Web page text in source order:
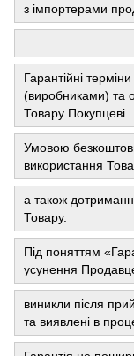
з імпортерами
Гарантійні
(виробниками) та
Товару Покупцеві.
Умовою
використання
а також
Товару.
Під поняттям
усунення
виникли після
та виявлені в